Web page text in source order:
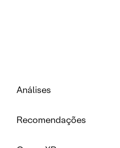
Análises
Recomendações